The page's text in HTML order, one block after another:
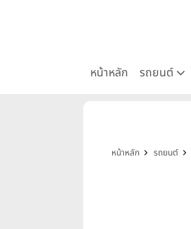
หน้าหลัก รถยนต์
หน้าหลัก รถยนต์